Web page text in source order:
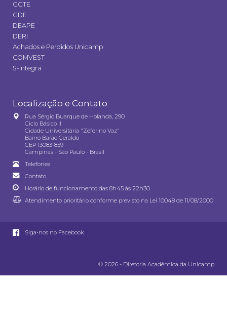
GGTE
GDE
DEAPE
DERI
Achados e Perdidos Unicamp
COMVEST
S-integra
Localização e Contato
Rua Sérgio Buarque de Holanda, 290
Ciclo Básico II
Cidade Universitária "Zeferino Vaz"
Bairro Barão Geraldo
CEP 13083-859
Campinas - São Paulo - Brasil
Telefones
Contato
Horário de funcionamento das 8h45 às 22h30
Atendimento prioritário conforme previsto na Lei 10048 de 11/08/2000
Siga-nos no Facebook
© 2026 - Diretoria Acadêmica da Unicamp